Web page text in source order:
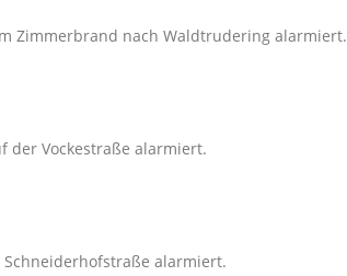
Zimmerbrand nach Waldtrudering alarmiert.
der Vockestraße alarmiert.
alarmiert.